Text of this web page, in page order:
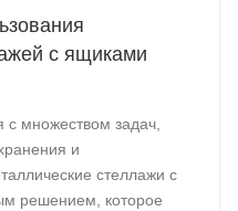
с ящиками
с множеством задач,
и
стеллажи с
решением, которое